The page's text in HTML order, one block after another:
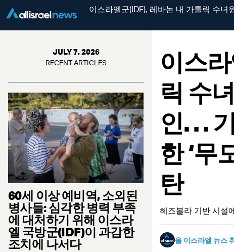
이스라엘군(IDF), 레바논 내 가톨릭 수
JULY 7, 2026
RECENT ARTICLES
60세 이상 예비역, 소외된
병사들: 심각한 병력 부족
에 대처하기 위해 이스라
엘 국방군(IDF)이 과감한
조치에 나서다
이스
릭 수
인…
한 ‘무
탄
헤즈볼라 기반 시설
올 이스라엘 뉴스